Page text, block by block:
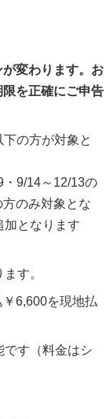
変わります。お
を正確にご申告
の方が対象と
9/14～12/13の
のみ対象とな
加となります
す。
6,600を現地払
です（料金はシ